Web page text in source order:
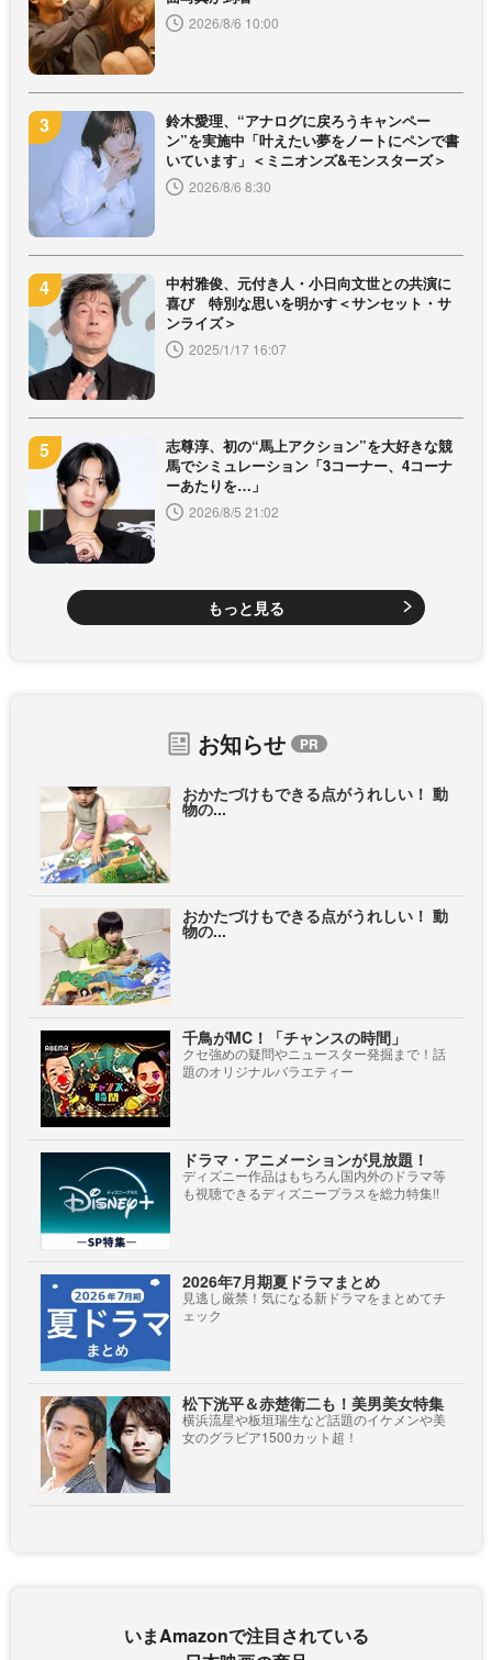
2026/8/6 10:00
鈴木愛理、“アナログに戻ろうキャンペー
ン”を実施中「叶えたい夢をノートにペンで書
いています」＜ミニオンズ&モンスターズ＞
2026/8/6 8:30
中村雅俊、元付き人・小日向文世との共演に
喜び 特別な思いを明かす＜サンセット・サ
ンライズ＞
2025/1/17 16:07
志尊淳、初の“馬上アクション”を大好きな競
馬でシミュレーション「3コーナー、4コーナ
ーあたりを…」
2026/8/5 21:02
もっと見る
お知らせ
おかたづけもできる点がうれしい！ 動
物の...
おかたづけもできる点がうれしい！ 動
物の...
千鳥がMC！「チャンスの時間」
クセ強めの疑問やニュースター発掘まで！話
題のオリジナルバラエティー
ドラマ・アニメーションが見放題！
ディズニー作品はもちろん国内外のドラマ等
も視聴できるディズニープラスを総力特集!!
2026年7月期夏ドラマまとめ
見逃し厳禁！気になる新ドラマをまとめてチ
ェック
松下洸平＆赤楚衛二も！美男美女特集
横浜流星や板垣瑞生など話題のイケメンや美
女のグラビア1500カット超！
いまAmazonで注目されている